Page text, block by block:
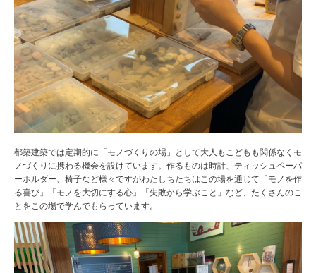
都築建築では定期的に「モノづくりの場」として大人もこどもも関係なくモ
ノづくりに携わる機会を設けています。作るものは時計、ティッシュペーパ
ーホルダー、椅子など様々ですがわたしちたちはこの場を通じて「モノを作
る喜び」「モノを大切にする心」「失敗から学ぶこと」など、たくさんのこ
とをこの場で学んでもらっています。